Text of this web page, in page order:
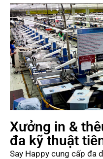
Xưởng in &
đa kỹ thuật
Say Happy cung cấp đa